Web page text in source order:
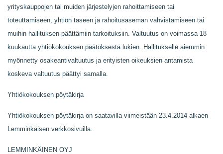
yrityskauppojen tai muiden järjestelyjen rahoittamiseen tai
toteuttamiseen, yhtiön taseen ja rahoitusaseman vahvistamiseen tai
muihin hallituksen päättämiin tarkoituksiin. Valtuutus on voimassa 18
kuukautta yhtiökokouksen päätöksestä lukien. Hallitukselle aiemmin
myönnetty osakeantivaltuutus ja erityisten oikeuksien antamista
koskeva valtuutus päättyi samalla.
Yhtiökokouksen pöytäkirja
Yhtiökokouksen pöytäkirja on saatavilla viimeistään 23.4.2014 alkaen
Lemminkäisen verkkosivuilla.
LEMMINKÄINEN OYJ